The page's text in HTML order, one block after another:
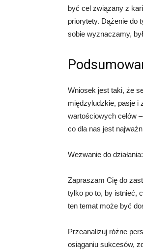
być cel związany z
priorytety. Dążenie do
sobie wyznaczamy,
Wniosek jest taki, że
międzyludzkie, pasje i
wartościowych celów
co dla nas jest
Wezwanie do działania:
Zapraszam Cię do
tylko po to, by istnieć,
ten temat może być
Przeanalizuj różne
osiąganiu sukcesów,